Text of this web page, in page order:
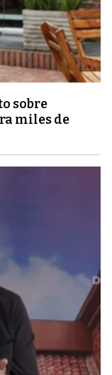
sobre
miles de